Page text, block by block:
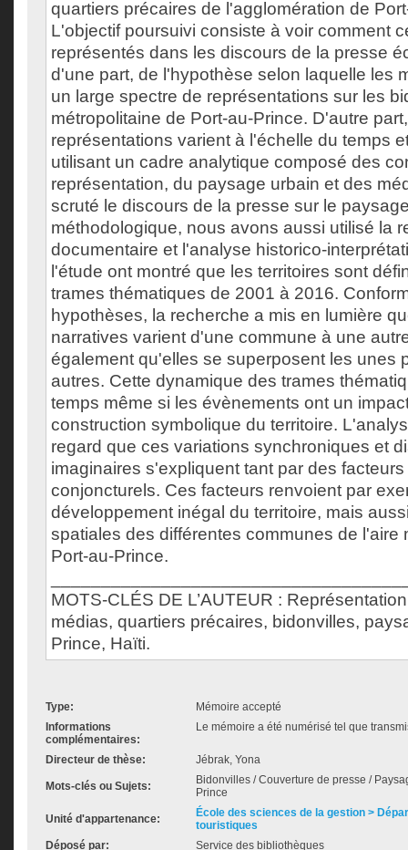
quartiers précaires de l'agglomération de
L'objectif poursuivi consiste à voir comment
représentés dans les discours de la presse
d'une part, de l'hypothèse selon laquelle les
un large spectre de représentations sur les
métropolitaine de Port-au-Prince. D'autre
représentations varient à l'échelle du temps
utilisant un cadre analytique composé des
représentation, du paysage urbain et des
scruté le discours de la presse sur le
méthodologique, nous avons aussi utilisé la
documentaire et l'analyse historico-
l'étude ont montré que les territoires sont
trames thématiques de 2001 à 2016.
hypothèses, la recherche a mis en lumière
narratives varient d'une commune à une
également qu'elles se superposent les unes
autres. Cette dynamique des trames
temps même si les évènements ont un
construction symbolique du territoire.
regard que ces variations synchroniques et
imaginaires s'expliquent tant par des
conjoncturels. Ces facteurs renvoient par
développement inégal du territoire, mais
spatiales des différentes communes de l'aire
Port-au-Prince.
MOTS-CLÉS DE L’AUTEUR :
médias, quartiers précaires, bidonvilles,
Prince, Haïti.
Type:
Mémoire accepté
Informations
complémentaires:
Le mémoire a été numérisé tel que
Directeur de thèse: Jébrak, Yona
Mots-clés ou Sujets:
Bidonvilles / Couverture de presse /
Prince
Unité d'appartenance:
École des sciences de la gestion >
touristiques
Déposé par:
Service des bibliothèques